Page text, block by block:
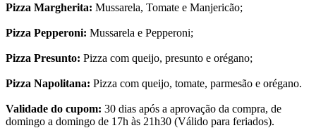
Pizza Margherita: Mussarela, Tomate e Manjericão;
Pizza Pepperoni: Mussarela e Pepperoni;
Pizza Presunto: Pizza com queijo, presunto e orégano;
Pizza Napolitana: Pizza com queijo, tomate, parmesão e orégano.
Validade do cupom: 30 dias após a aprovação da compra, de
domingo a domingo de 17h às 21h30 (Válido para feriados).